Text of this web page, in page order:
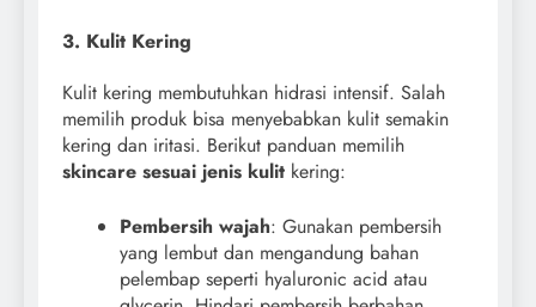
3. Kulit Kering
Kulit kering membutuhkan hidrasi intensif. Salah
memilih produk bisa menyebabkan kulit semakin
kering dan iritasi. Berikut panduan memilih
skincare sesuai jenis kulit kering:
Pembersih wajah: Gunakan pembersih
yang lembut dan mengandung bahan
pelembap seperti hyaluronic acid atau